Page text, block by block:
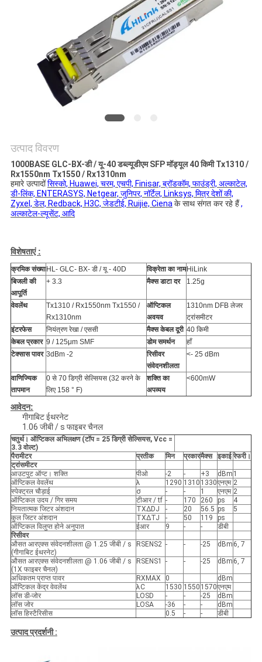
गोपनीयता
उत्पाद विवरण
1000BASE GLC-BX-डी / यू-40 डब्ल्यूडीएम SFP मॉड्यूल 40 किमी Tx1310 /
Rx1550nm Tx1550 / Rx1310nm
हमारे उत्पादोंसिस्को, Huawei, चरम, एचपी, Finisar, ब्रॉडकॉम, फाउंड्री, अल्काटेल,
डी-लिंक, ENTERASYS, Netgear, जुनिपर, नॉर्टेल, Linksys, मित्र देशों की,
Zyxel, डेल, Redback, H3C, जेडटीई, Ruijie, Cienaके साथ संगत कर रहे हैं,
अल्काटेल-ल्यूसेंट, आदि
विशेषताएं :
क्रमिक संख्या HL- GLC- BX- डी / यू - 40D विक्रेता का नामHiLink
बिजली की
आपूर्ति
+ 3.3 मैक्स डाटा दर 1.25g
वेवलेंथ
Tx1310 / Rx1550nm Tx1550 /
Rx1310nm
ऑप्टिकल
अवयव
1310nm DFB लेजर
ट्रांसमीटर
इंटरफेस
नियंत्रण रेखा / एससी मैक्स केबल दूरी 40 किमी
केबल प्रकार 9 / 125μm SMF डोम समर्थन
हाँ
टेक्सास पावर 3dBm -2
रिसीवर
संवेदनशीलता
<- 25 dBm
वाणिज्यिक
तापमान
0 से 70 डिग्री सेल्सियस (32 करने के
लिए 158 ° F)
शक्ति का
अपव्यय
<600mW
आवेदन:
गीगाबिट ईथरनेट
1.06 जीबी / s फाइबर चैनल
चतुर्थ। ऑप्टिकल अभिलक्षण (टॉप = 25 डिग्री सेल्सियस, Vcc =
3.3 वोल्ट)
पैरामीटर
प्रतीक मिन प्रकारमैक्स इकाई रेफरी।
ट्रांसमीटर
आउटपुट ऑप्ट। शक्ति
पीओ -2 - +3 dBm 1
ऑप्टिकल वेवलेंथ
λ 1290 1310 1330एनएम 2
स्पेक्ट्रल चौड़ाई
σ - - 1 एनएम 2
ऑप्टिकल उदय / गिर समय
टीआर / tf - 170 260 ps
4
नियतात्मक जिटर अंशदान
TXΔDJ - 20 56.5 ps
5
कुल जिटर अंशदान
TXΔTJ - 50 119
ps
ऑप्टिकल विलुप्त होने अनुपात
ईआर 9 - -
डीबी
रिसीवर
औसत आरएक्स संवेदनशीलता @ 1.25 जीबी / s
(गीगाबिट ईथरनेट)
RSENS2 - - -25 dBm 6, 7
औसत आरएक्स संवेदनशीलता @ 1.06 जीबी / s
(1X फाइबर चैनल)
RSENS1 - - -25 dBm 6, 7
अधिकतम प्राप्त पावर RXMAX 0
dBm
ऑप्टिकल केंद्र वेवलेंथ
λC 1530 1550 1570एनएम
लॉस डी-जोर
LOSD - - -25
dBm
लॉस जोर
LOSA -36 - -
dBm
लॉस हिस्टैरिसीस
0.5 - - डीबी
उत्पाद प्रदर्शनी :